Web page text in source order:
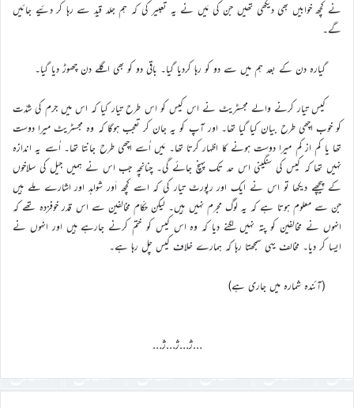
نے کچھ خوابیں بھی دیکھی تھیں جن کی مَیں نے یہ تعبیر کی کہ ہم جلد قید سے رہا کر دئیے جائیں
گے۔
گیارہ دن کے بعد ہم میں سے دو کو رہا کردیا گیا۔ باقی دو کو بھی اگلے دن چھوڑ دیا گیا۔
کیس تیار کرنے والے مجسٹریٹ نے اس کیس کو اس طرح تیار کیا کہ اس میں جرم کی شدّت
کو خوب اچھی طرح بیان کیا گیا تھا۔ اور آپ کو یہ جان کر تعجب ہوگا کہ وہ مجسٹریٹ میرا دوست
تھا یا کم از کم میرا دوست ہونے کا اظہار کرتا تھا۔ مَیں اُسے اچھی طرح جانتا تھا۔ اُسے یہ اندازہ
نہیں تھا کہ کیس کی سنگینی اس حد تک پہنچ جائے گی۔ چنانچہ جب اس نے ہمیں جیل کی سلاخوں
کے پیچھے دیکھا تو اس نے ایک اور رپورٹ تیار کی کہ اسے کچھ اَور شواہد اور اشارے ملے ہیں
جن سے معلوم ہوتا ہے کہ یہ لوگ مجرم نہیں ہیں۔ لیکن حکّام مخالفین سے اس قدر خوفزدہ تھے کہ
انہوں نے مخالفین کو پتہ نہیں لگنے دیا کہ وہ اس کیس کو ختم کرنے جارہے ہیں اور انہوں نے
ایسا کر دیا۔ مخالف یہی سمجھتا رہا کہ ہمارے خلاف کیس چل رہا ہے۔
(آئندہ شمارہ میں جاری ہے)
…ژ…ژ…ژ…